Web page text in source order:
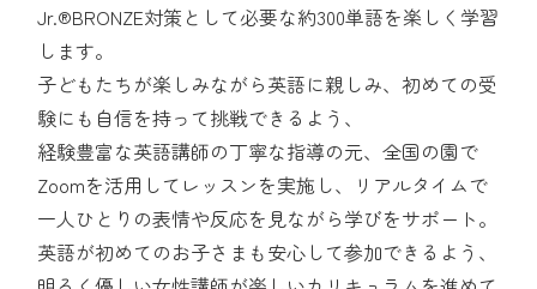
Jr.®BRONZE対策として必要な約300単語を楽しく学習
します。
子どもたちが楽しみながら英語に親しみ、初めての受
験にも自信を持って挑戦できるよう、
経験豊富な英語講師の丁寧な指導の元、全国の園で
Zoomを活用してレッスンを実施し、リアルタイムで
一人ひとりの表情や反応を見ながら学びをサポート。
英語が初めてのお子さまも安心して参加できるよう、